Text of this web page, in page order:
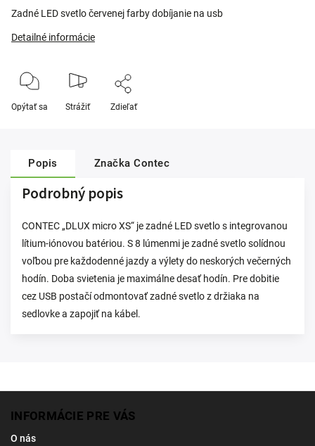
Zadné LED svetlo červenej farby dobíjanie na usb
Detailné informácie
Opýtať sa Strážiť Zdieľať
Popis Značka Contec
Podrobný popis
CONTEC „DLUX micro XS“ je zadné LED svetlo s integrovanou
lítium-iónovou batériou. S 8 lúmenmi je zadné svetlo solídnou
voľbou pre každodenné jazdy a výlety do neskorých večerných
hodín. Doba svietenia je maximálne desať hodín. Pre dobitie
cez USB postačí odmontovať zadné svetlo z držiaka na
sedlovke a zapojiť na kábel.
INFORMÁCIE PRE VÁS
O nás